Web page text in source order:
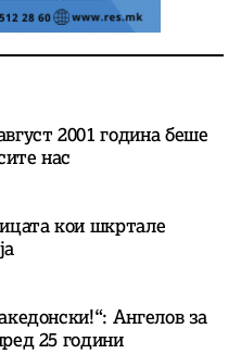
2001 година беше
нас
кои шкртале
Ангелов за
25 години